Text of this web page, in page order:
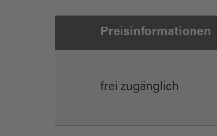
Preisinformationen
frei zugänglich